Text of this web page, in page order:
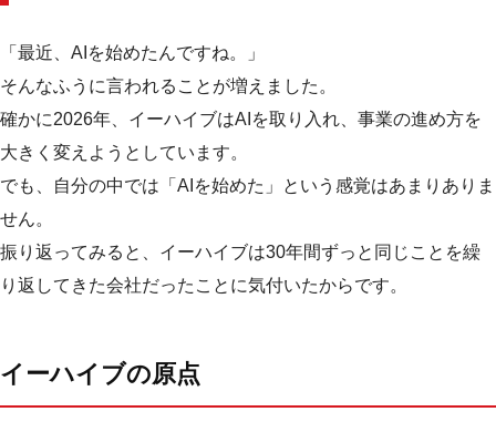
「最近、AIを始めたんですね。」
そんなふうに言われることが増えました。
確かに2026年、イーハイブはAIを取り入れ、事業の進め方を
大きく変えようとしています。
でも、自分の中では「AIを始めた」という感覚はあまりありま
せん。
振り返ってみると、イーハイブは30年間ずっと同じことを繰
り返してきた会社だったことに気付いたからです。
イーハイブの原点